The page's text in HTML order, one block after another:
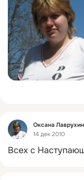
Фид
Оксана
14 дек 2010
Всех с